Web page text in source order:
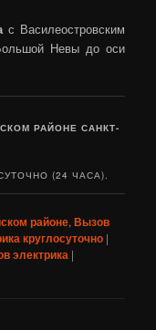
с Василеостровским
Невы до оси
РАЙОНЕ САНКТ-
(24 ЧАСА).
районе,Вызов
круглосуточно |
электрика |